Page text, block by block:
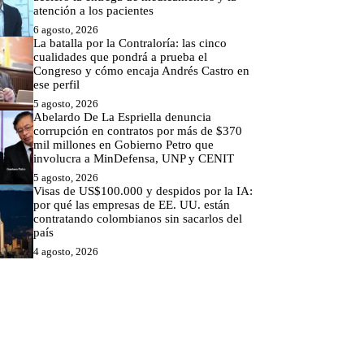
atención a los pacientes
6 agosto, 2026
La batalla por la Contraloría: las cinco
cualidades que pondrá a prueba el
Congreso y cómo encaja Andrés Castro en
ese perfil
5 agosto, 2026
Abelardo De La Espriella denuncia
corrupción en contratos por más de $370
mil millones en Gobierno Petro que
involucra a MinDefensa, UNP y CENIT
5 agosto, 2026
Visas de US$100.000 y despidos por la IA:
por qué las empresas de EE. UU. están
contratando colombianos sin sacarlos del
país
4 agosto, 2026